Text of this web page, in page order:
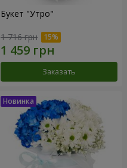
Букет "Утро"
1 716 грн
Заказать